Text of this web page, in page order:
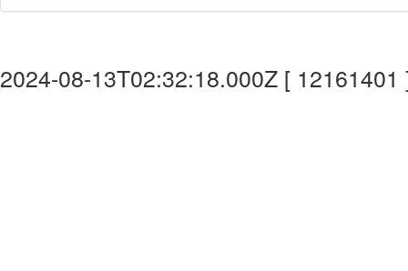
2024-08-13T02:32:18.000Z [ 12161401